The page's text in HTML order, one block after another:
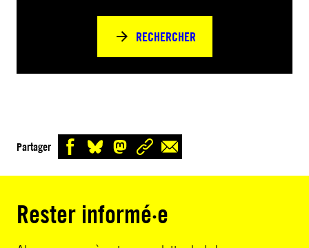
RECHERCHER
Partager
Rester informé·e